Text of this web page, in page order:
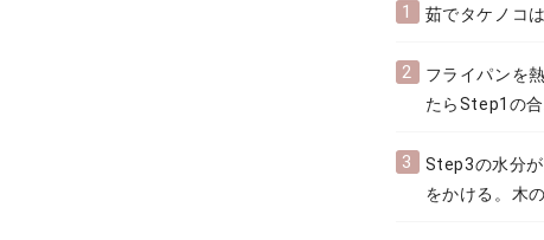
1 茹でタケノコ
2
フライパンを
たらStep1の
3
Step3の水分
をかける。木